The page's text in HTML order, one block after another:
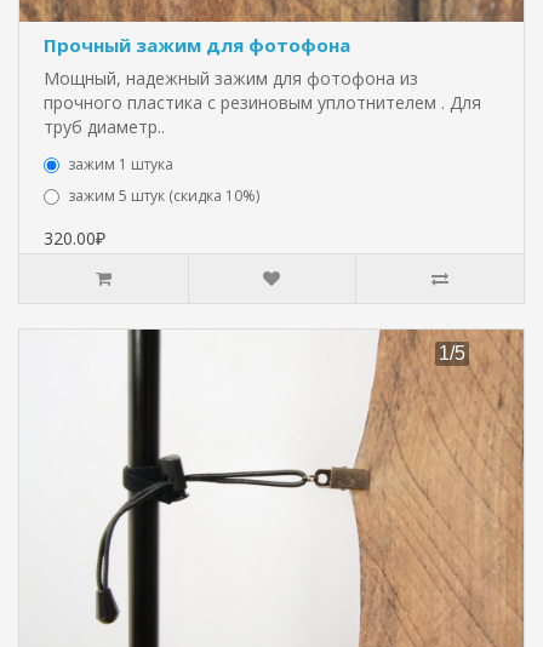
Прочный зажим для фотофона
Мощный, надежный зажим для фотофона из
прочного пластика с резиновым уплотнителем . Для
труб диаметр..
зажим 1 штука
зажим 5 штук (скидка 10%)
320.00₽